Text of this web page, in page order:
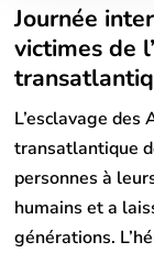
Journée
victimes de
L’esclavage
transatlantique
personnes à
humains et a
générations.